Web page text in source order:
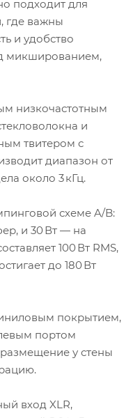
подходит для
где важны
и удобство
микшированием,
низкочастотным
и
твитером с
диапазон от
около 3 кГц.
схеме A/B:
и 30 Вт — на
100 Вт RMS,
до 180 Вт
покрытием,
портом
у стены
вход XLR,